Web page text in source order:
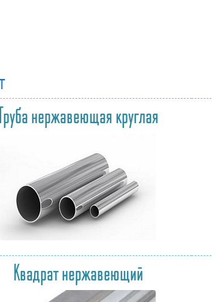
нержавеющая круглая
Квадрат нержавеющий